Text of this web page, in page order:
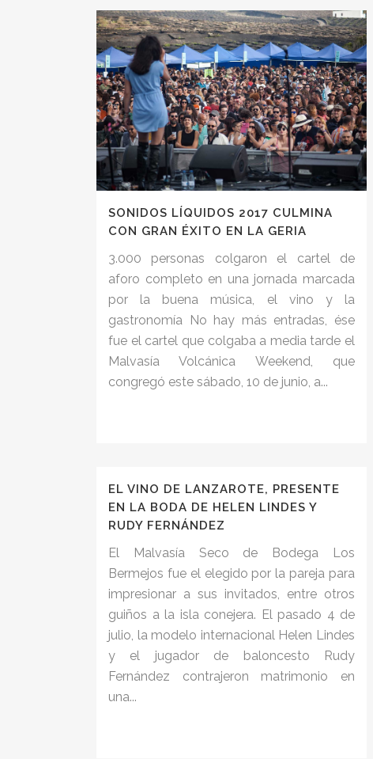
SONIDOS LÍQUIDOS 2017 CULMINA
CON GRAN ÉXITO EN LA GERIA
3.000 personas colgaron el cartel de
aforo completo en una jornada marcada
por la buena música, el vino y la
gastronomía No hay más entradas, ése
fue el cartel que colgaba a media tarde el
Malvasía Volcánica Weekend, que
congregó este sábado, 10 de junio, a...
EL VINO DE LANZAROTE, PRESENTE
EN LA BODA DE HELEN LINDES Y
RUDY FERNÁNDEZ
El Malvasía Seco de Bodega Los
Bermejos fue el elegido por la pareja para
impresionar a sus invitados, entre otros
guiños a la isla conejera. El pasado 4 de
julio, la modelo internacional Helen Lindes
y el jugador de baloncesto Rudy
Fernández contrajeron matrimonio en
una...